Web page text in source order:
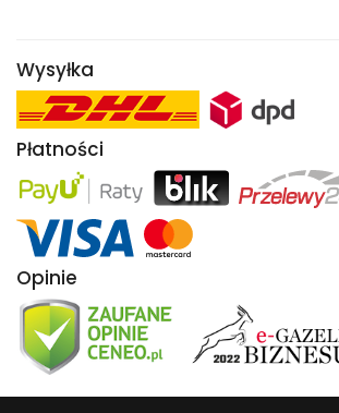
Wysyłka
Płatności
Opinie